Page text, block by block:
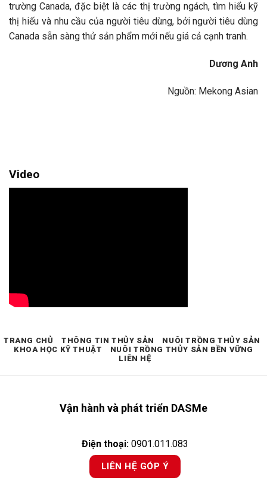
trường Canada, đặc biệt là các thị trường ngách, tìm hiểu kỹ
thị hiếu và nhu cầu của người tiêu dùng, bởi người tiêu dùng
Canada sẵn sàng thử sản phẩm mới nếu giá cả cạnh tranh.
Dương Anh
Nguồn: Mekong Asian
Video
Vận hành và phát triển DASMe
Điện thoại: 0901.011.083
LIÊN HỆ GÓP Ý
TRANG CHỦ THÔNG TIN THỦY SẢN
NUÔI TRỒNG THỦY SẢN
KHOA HỌC KỸ THUẬT
NUÔI TRỒNG THỦY SẢN BỀN VỮNG
LIÊN HỆ